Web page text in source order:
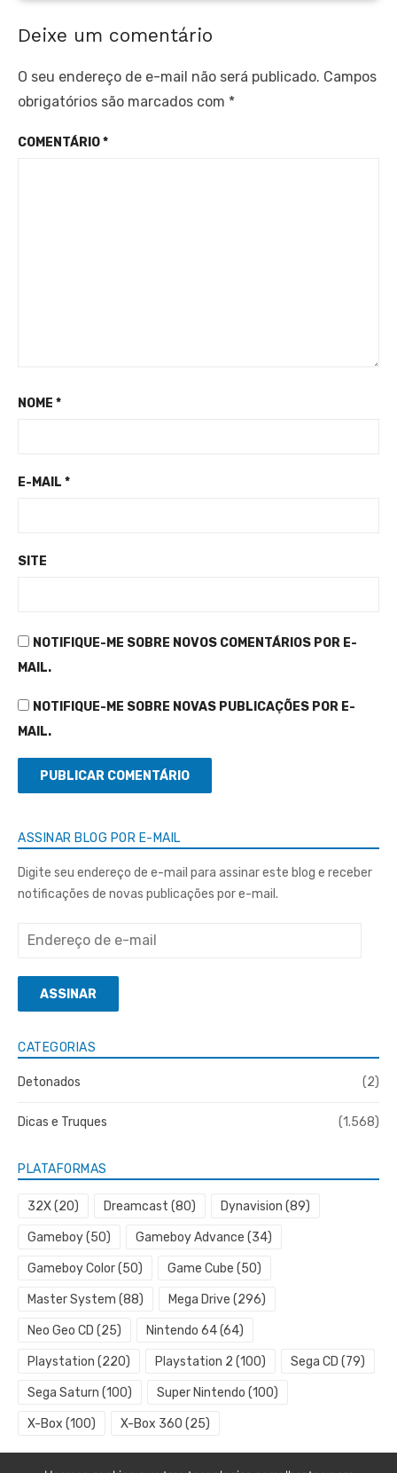
Deixe um comentário
O seu endereço de e-mail não será publicado. Campos
obrigatórios são marcados com *
COMENTÁRIO*
NOME *
E-MAIL *
SITE
NOTIFIQUE-ME SOBRE NOVOS COMENTÁRIOS POR E-
MAIL.
NOTIFIQUE-ME SOBRE NOVAS PUBLICAÇÕES POR E-
MAIL.
ASSINAR BLOG POR E-MAIL
Digite seu endereço de e-mail para assinar este blog e receber
notificações de novas publicações por e-mail.
Endereço
e-
mailASSINAR
CATEGORIAS
Detonados (2)
Dicas e Truques (1.568)
PLATAFORMAS
32X(20) Dreamcast (80) Dynavision (89)
Gameboy(50) Gameboy Advance (34)
Gameboy Color(50) Game Cube (50)
Master System (88) Mega Drive (296)
Neo Geo CD (25) Nintendo 64(64)
Playstation (220) Playstation 2 (100) Sega CD (79)
Sega Saturn (100) Super Nintendo (100)
X-Box (100) X-Box 360 (25)